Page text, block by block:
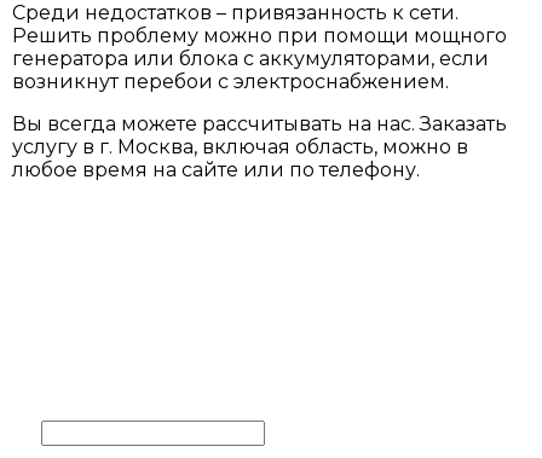
Среди недостатков – привязанность к сети.
Решить проблему можно при помощи мощного
генератора или блока с аккумуляторами, если
возникнут перебои с электроснабжением.
Вы всегда можете рассчитывать на нас. Заказать
услугу в г. Москва, включая область, можно в
любое время на сайте или по телефону.